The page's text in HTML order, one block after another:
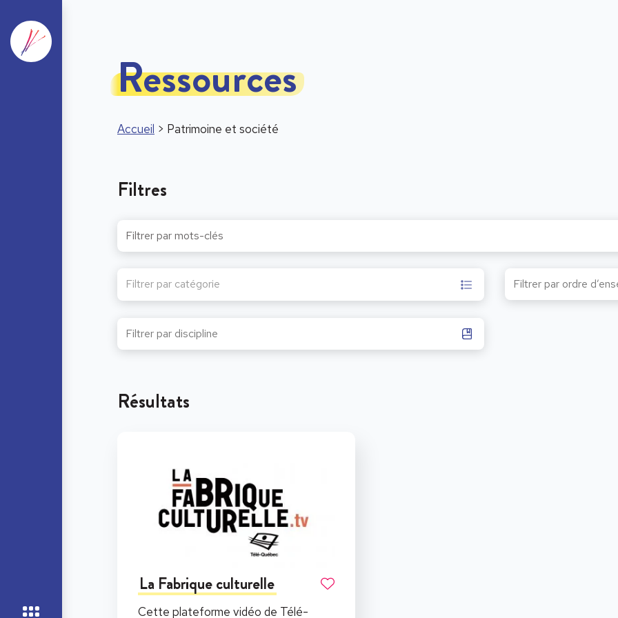
Ressources
Accueil > Patrimoine et société
Filtres
Filtrer par catégorie
Résultats
La Fabrique culturelle
Cette plateforme vidéo de Télé-